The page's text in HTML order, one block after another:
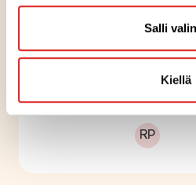
Salli
Kiellä
KOKEILE MYÖS
200 g
RP
Runsasproteiininen